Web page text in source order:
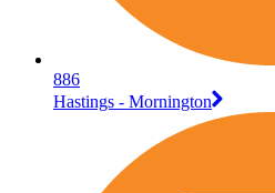
886
Hastings - Mornington